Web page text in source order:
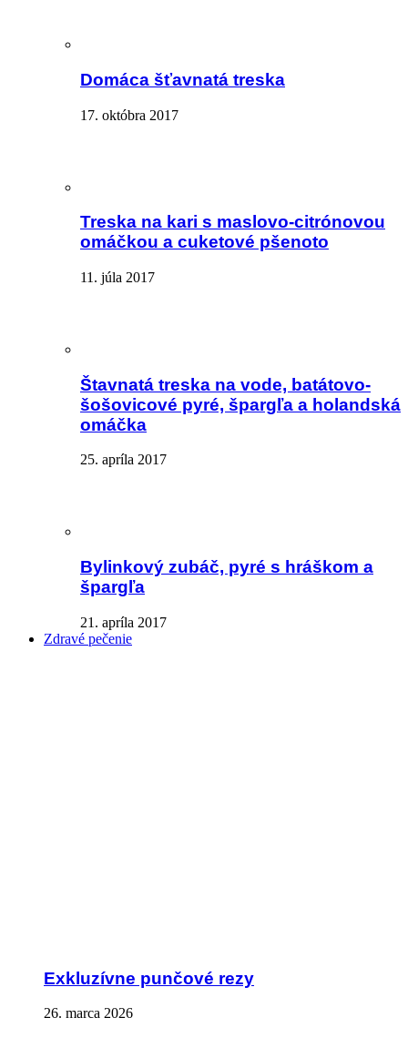
Domáca šťavnatá treska
17. októbra 2017
Treska na kari s maslovo-citrónovou
omáčkou a cuketové pšenoto
11. júla 2017
Štavnatá treska na vode, batátovo-
šošovicové pyré, špargľa a holandská
omáčka
25. apríla 2017
Bylinkový zubáč, pyré s hráškom a
špargľa
21. apríla 2017
Zdravé pečenie
Exkluzívne punčové rezy
26. marca 2026